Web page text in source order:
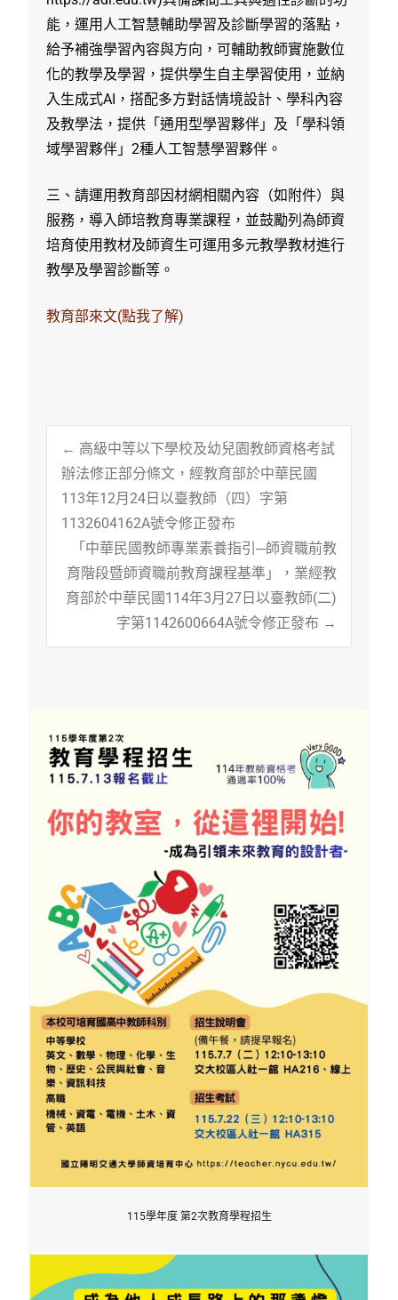
能，運用人工智慧輔助學習及診斷學習的落點，
給予補強學習內容與方向，可輔助教師實施數位
化的教學及學習，提供學生自主學習使用，並納
入生成式AI，搭配多方對話情境設計、學科內容
及教學法，提供「通用型學習夥伴」及「學科領
域學習夥伴」2種人工智慧學習夥伴。
三、請運用教育部因材網相關內容（如附件）與
服務，導入師培教育專業課程，並鼓勵列為師資
培育使用教材及師資生可運用多元教學教材進行
教學及學習診斷等。
教育部來文(點我了解)
Post
navigation
← 高級中等以下學校及幼兒園教師資格考試
辦法修正部分條文，經教育部於中華民國
113年12月24日以臺教師（四）字第
1132604162A號令修正發布
「中華民國教師專業素養指引─師資職前教
育階段暨師資職前教育課程基準」，業經教
育部於中華民國114年3月27日以臺教師(二)
字第1142600664A號令修正發布 →
115學年度 第2次教育學程招生